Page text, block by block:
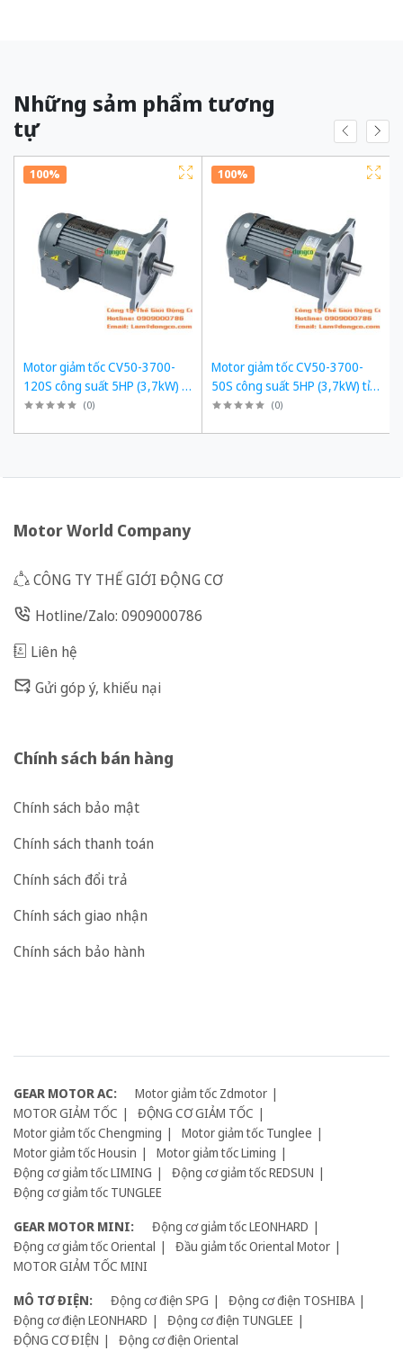
Những sảm phẩm tương
tự
100%
Motor giảm tốc CV50-3700-
120S công suất 5HP (3,7kW) tỉ
số truyền 1/120
(0)
100%
Motor giảm tốc CV50-3700-
50S công suất 5HP (3,7kW) tỉ
số truyền 1/50
(0)
Motor World Company
CÔNG TY THẾ GIỚI ĐỘNG CƠ
Hotline/Zalo: 0909000786
Liên hệ
Gửi góp ý, khiếu nại
Chính sách bán hàng
Chính sách bảo mật
Chính sách thanh toán
Chính sách đổi trả
Chính sách giao nhận
Chính sách bảo hành
GEAR MOTOR AC:
Motor giảm tốc Zdmotor
MOTOR GIẢM TỐC
ĐỘNG CƠ GIẢM TỐC
Motor giảm tốc Chengming
Motor giảm tốc Tunglee
Motor giảm tốc Housin
Motor giảm tốc Liming
Động cơ giảm tốc LIMING
Động cơ giảm tốc REDSUN
Động cơ giảm tốc TUNGLEE
GEAR MOTOR MINI:
Động cơ giảm tốc LEONHARD
Động cơ giảm tốc Oriental
Đầu giảm tốc Oriental Motor
MOTOR GIẢM TỐC MINI
MÔ TƠ ĐIỆN:
Động cơ điện SPG
Động cơ điện TOSHIBA
Động cơ điện LEONHARD
Động cơ điện TUNGLEE
ĐỘNG CƠ ĐIỆN
Động cơ điện Oriental